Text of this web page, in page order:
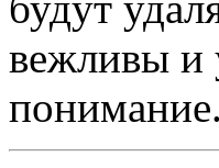
вежливы и
понимание.